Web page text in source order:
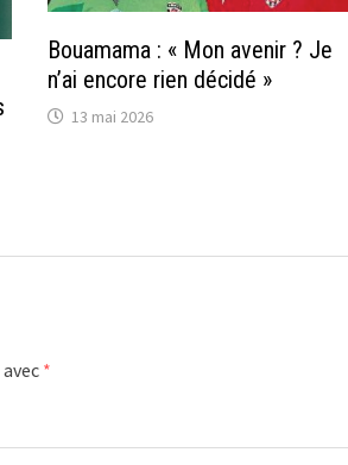
Bouamama : « Mon avenir ? Je
n’ai encore rien décidé »
13 mai 2026
*